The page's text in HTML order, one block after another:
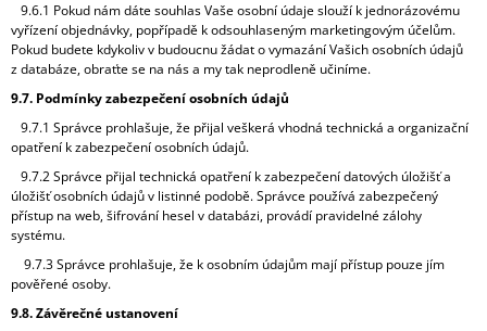
9.6.1 Pokud nám dáte souhlas Vaše osobní údaje slouží k jednorázovému
vyřízení objednávky, popřípadě k odsouhlaseným marketingovým účelům.
Pokud budete kdykoliv v budoucnu žádat o vymazání Vašich osobních údajů
z databáze, obraťte se na nás a my tak neprodleně učiníme.
9.7. Podmínky zabezpečení osobních údajů
9.7.1 Správce prohlašuje, že přijal veškerá vhodná technická a organizační
opatření k zabezpečení osobních údajů.
9.7.2 Správce přijal technická opatření k zabezpečení datových úložišť a
úložišť osobních údajů v listinné podobě. Správce používá zabezpečený
přístup na web, šifrování hesel v databázi, provádí pravidelné zálohy
systému.
9.7.3 Správce prohlašuje, že k osobním údajům mají přístup pouze jím
pověřené osoby.
9.8. Závěrečné ustanovení